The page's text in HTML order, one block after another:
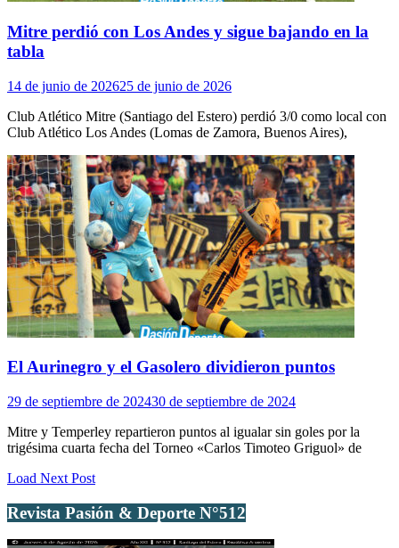
Mitre perdió con Los Andes y sigue bajando en la
tabla
14 de junio de 202625 de junio de 2026
Club Atlético Mitre (Santiago del Estero) perdió 3/0 como local con
Club Atlético Los Andes (Lomas de Zamora, Buenos Aires),
El Aurinegro y el Gasolero dividieron puntos
29 de septiembre de 202430 de septiembre de 2024
Mitre y Temperley repartieron puntos al igualar sin goles por la
trigésima cuarta fecha del Torneo «Carlos Timoteo Griguol» de
Load Next Post
Revista Pasión & Deporte N°512